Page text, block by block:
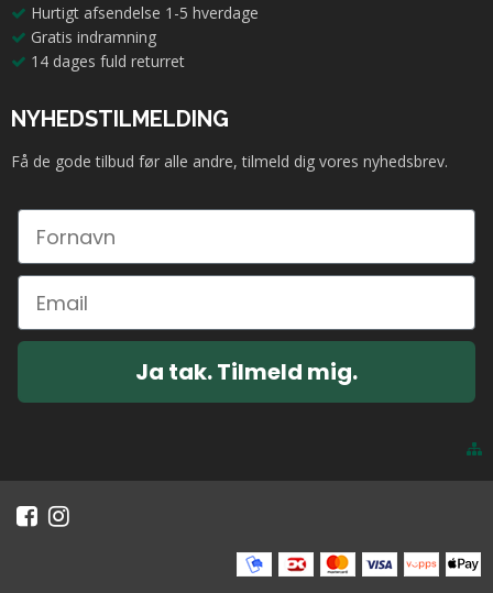
Hurtigt afsendelse 1-5 hverdage
Gratis indramning
14 dages fuld returret
NYHEDSTILMELDING
Få de gode tilbud før alle andre, tilmeld dig vores nyhedsbrev.
Ja tak. Tilmeld mig.